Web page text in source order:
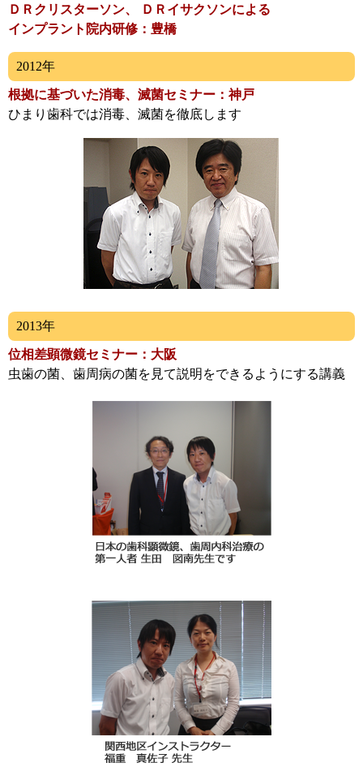
ＤＲクリスターソン、 ＤＲイサクソンによる
インプラント院内研修：豊橋
2012年
根拠に基づいた消毒、滅菌セミナー ：神戸
ひまり歯科では消毒、滅菌を徹底します
2013年
位相差顕微鏡セミナー：大阪
虫歯の菌、歯周病の菌を見て説明をできるようにする講義